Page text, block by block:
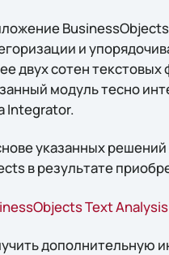
и
двух сотен
модуль тесно
Integrator.
указанных
в результате
Text Analysis
дополнительную